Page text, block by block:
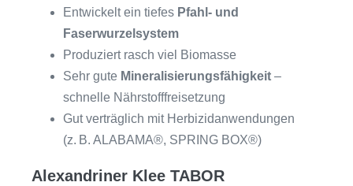
Entwickelt ein tiefes Pfahl- und
Faserwurzelsystem
Produziert rasch viel Biomasse
Sehr gute Mineralisierungsfähigkeit –
schnelle Nährstofffreisetzung
Gut verträglich mit Herbizidanwendungen
(z. B. ALABAMA®, SPRING BOX®)
Alexandriner Klee TABOR